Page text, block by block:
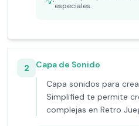
especiales.
2
Capa de Sonido
Capa sonidos para
Simplified te permite
complejas en Retro